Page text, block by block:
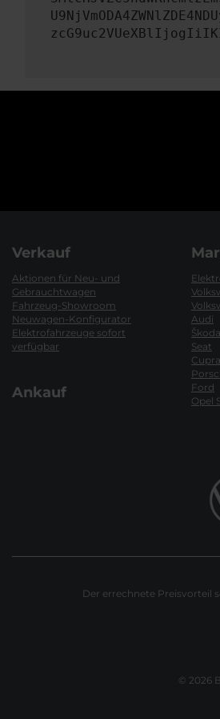
Verkauf
Aktionen für Neu- und
Gebrauchtwagen
Fahrzeug-Showroom
Neuwagen-Konfigurator
Elektrofahrzeuge sofort
verfügbar
Ankauf
Audi
Škoda
Seat
Cupra
Ford
Opel
Der errechnete Preisvorteil
© 2026